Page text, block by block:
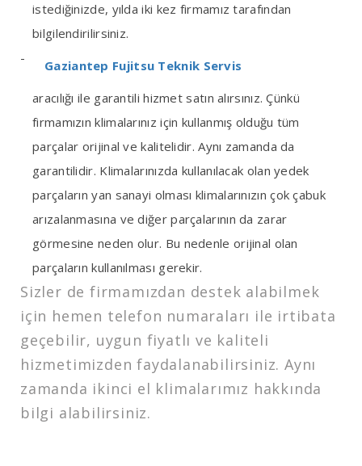
istediğinizde, yılda iki kez firmamız tarafından
bilgilendirilirsiniz.
Gaziantep Fujitsu Teknik Servis
aracılığı ile garantili hizmet satın alırsınız. Çünkü
firmamızın klimalarınız için kullanmış olduğu tüm
parçalar orijinal ve kalitelidir. Aynı zamanda da
garantilidir. Klimalarınızda kullanılacak olan yedek
parçaların yan sanayi olması klimalarınızın çok çabuk
arızalanmasına ve diğer parçalarının da zarar
görmesine neden olur. Bu nedenle orijinal olan
parçaların kullanılması gerekir.
Sizler de firmamızdan destek alabilmek
için hemen telefon numaraları ile irtibata
geçebilir, uygun fiyatlı ve kaliteli
hizmetimizden faydalanabilirsiniz. Aynı
zamanda ikinci el klimalarımız hakkında
bilgi alabilirsiniz.